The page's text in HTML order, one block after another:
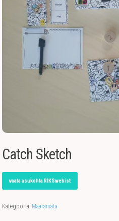
Catch Sketch
vaata asukohta RIKSwebist
Kategooria: Määramata